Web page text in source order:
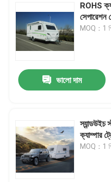
ROHS
সেপারেশন
MOQ：1
ভালো দাম
স্যান্ডউইচ
ক্যাম্পার
MOQ：1